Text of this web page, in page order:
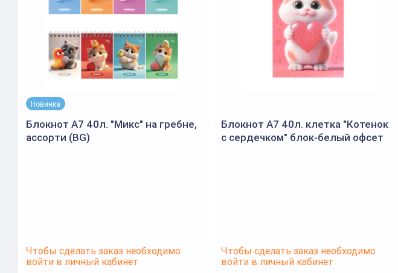
Новинка
Блокнот А7 40л. "Микс" на гребне,
ассорти (BG)
Чтобы сделать заказ необходимо
войти в личный кабинет
Блокнот А7 40л. клетка "Котенок
с сердечком" блок-белый офсет
Чтобы сделать заказ необходимо
войти в личный кабинет